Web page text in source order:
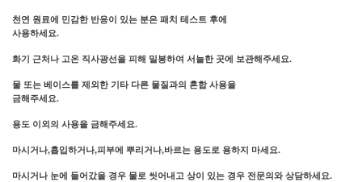
천연 원료에 민감한 반응이 있는 분은 패치 테스트 후에
사용하세요.
화기 근처나 고온 직사광선을 피해 밀봉하여 서늘한 곳에 보관해주세요.
물 또는 베이스를 제외한 기타 다른 물질과의 혼합 사용을
금해주세요.
용도 이외의 사용을 금해주세요.
마시거나,흡입하거나,피부에 뿌리거나,바르는 용도로 용하지 마세요.
마시거나 눈에 들어갔을 경우 물로 씻어내고 상이 있는 경우 전문의와 상담하세요.